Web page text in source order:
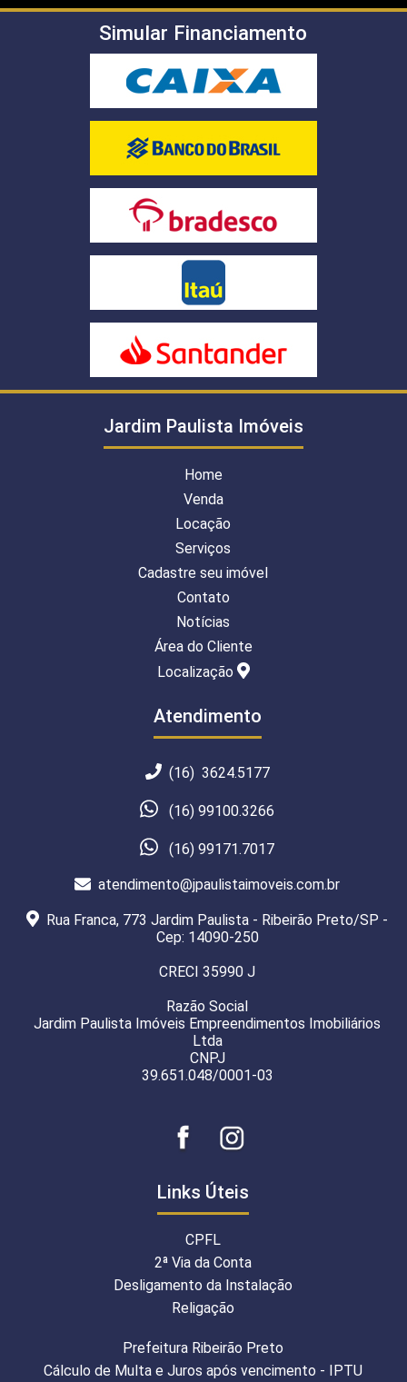
Simular Financiamento
Jardim Paulista Imóveis
Home
Venda
Locação
Serviços
Cadastre seu imóvel
Contato
Notícias
Área do Cliente
Localização
Atendimento
(16) 3624.5177
(16) 99100.3266
(16) 99171.7017
atendimento@jpaulistaimoveis.com.br
Rua Franca, 773 Jardim Paulista - Ribeirão Preto/SP -
Cep: 14090-250
CRECI 35990 J
Razão Social
Jardim Paulista Imóveis Empreendimentos Imobiliários
Ltda
CNPJ
39.651.048/0001-03
Links Úteis
CPFL
2ª Via da Conta
Desligamento da Instalação
Religação
Prefeitura Ribeirão Preto
Cálculo de Multa e Juros após vencimento - IPTU